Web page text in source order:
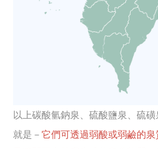
以上碳酸氫鈉泉、硫酸鹽泉、硫
就是－它們可透過弱酸或弱鹼的